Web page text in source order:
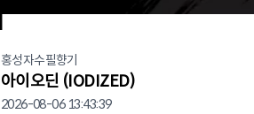
홍성자수필향기
아이오딘 (IODIZED)
2026-08-06 13:43:39